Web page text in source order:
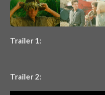
Trailer 1:
Trailer 2: